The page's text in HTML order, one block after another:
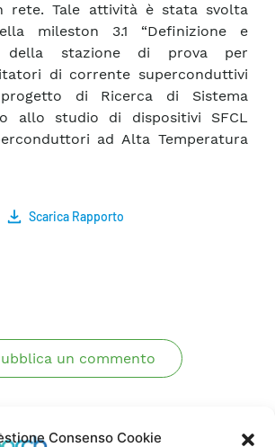
Consenso Cookie
rete. Tale attività è stata svolta
mileston 3.1 “Definizione e
della stazione di prova per
di corrente superconduttivi
di Ricerca di Sistema
allo studio di dispositivi SFCL
ad Alta Temperatura
Scarica Rapporto
un commento